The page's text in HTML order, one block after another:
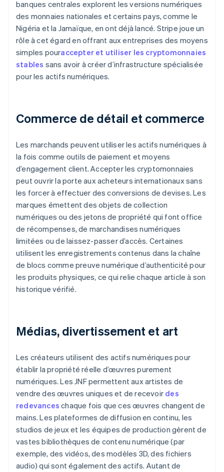
banques centrales explorent les versions numériques
des monnaies nationales et certains pays, comme le
Nigéria et la Jamaïque, en ont déjà lancé. Stripe joue un
rôle à cet égard en offrant aux entreprises des moyens
simples pouraccepter et utiliser les cryptomonnaies
stables sans avoir à créer d’infrastructure spécialisée
pour les actifs numériques.
Commerce de détail et commerce
Les marchands peuvent utiliser les actifs numériques à
la fois comme outils de paiement et moyens
d’engagement client. Accepter les cryptomonnaies
peut ouvrir la porte aux acheteurs internationaux sans
les forcer à effectuer des conversions de devises. Les
marques émettent des objets de collection
numériques ou des jetons de propriété qui font office
de récompenses, de marchandises numériques
limitées ou de laissez-passer d’accès. Certaines
utilisent les enregistrements contenus dans la chaîne
de blocs comme preuve numérique d’authenticité pour
les produits physiques, ce qui relie chaque article à son
historique vérifié.
Médias, divertissement et art
Les créateurs utilisent des actifs numériques pour
établir la propriété réelle d’œuvres purement
numériques. Les JNF permettent aux artistes de
vendre des œuvres uniques et de recevoir des
redevances chaque fois que ces œuvres changent de
mains. Les plateformes de diffusion en continu, les
studios de jeux et les équipes de production gèrent de
vastes bibliothèques de contenu numérique (par
exemple, des vidéos, des modèles 3D, des fichiers
audio) qui sont également des actifs. Autant de